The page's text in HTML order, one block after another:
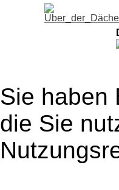
Sie haben
die Sie